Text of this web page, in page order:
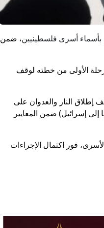
بأسماء أسرى فلسطينيين، ضمن
الأولى من خطته لوقف
النار والعدوان على
إسرائيل) ضمن المعايير
فور اكتمال الإجراءات